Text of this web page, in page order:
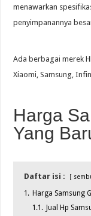
menawarkan
penyimpanannya
Ada berbagai merek
Xiaomi, Samsung,
Harga
Yang
Daftar isi :
1. Harga Samsung
1.1. Jual Hp